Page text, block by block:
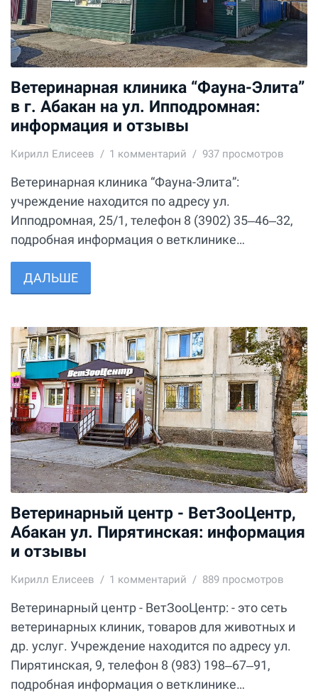
Ветеринарная клиника “Фауна-Элита”
в г. Абакан на ул. Ипподромная:
информация и отзывы
Кирилл Елисеев 1 комментарий 937 просмотров
Ветеринарная клиника “Фауна-Элита”:
учреждение находится по адресу ул.
Ипподромная, 25/1, телефон 8 (3902) 35‒46‒32,
подробная информация о ветклинике…
ДАЛЬШЕ
Ветеринарный центр - ВетЗооЦентр,
Абакан ул. Пирятинская: информация
и отзывы
Кирилл Елисеев 1 комментарий 889 просмотров
Ветеринарный центр - ВетЗооЦентр: - это сеть
ветеринарных клиник, товаров для животных и
др. услуг. Учреждение находится по адресу ул.
Пирятинская, 9, телефон 8 (983) 198‒67‒91,
подробная информация о ветклинике…